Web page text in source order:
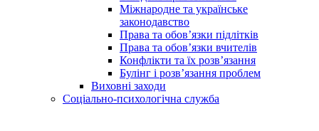
Міжнародне та українське
законодавство
Права та обов’язки підлітків
Права та обов’язки вчителів
Конфлікти та їх розв’язання
Булінг і розв’язання проблем
Виховні заходи
Соціально-психологічна служба